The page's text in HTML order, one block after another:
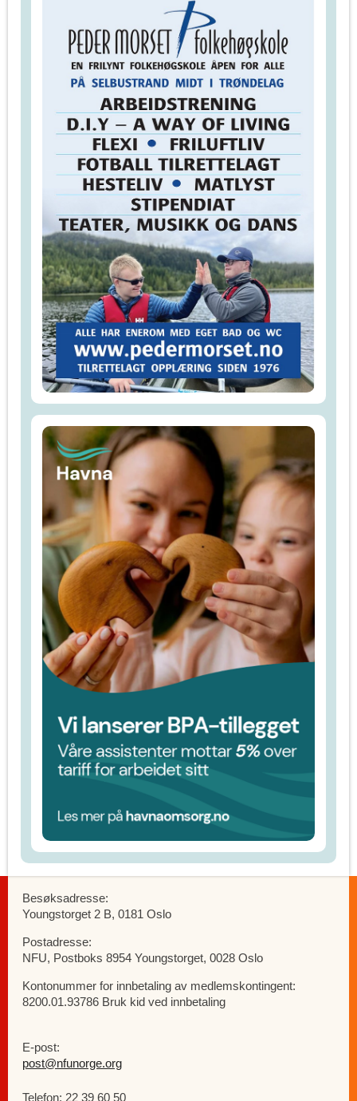
Besøksadresse:
Youngstorget 2 B, 0181 Oslo
Postadresse:
NFU, Postboks 8954 Youngstorget, 0028 Oslo
Kontonummer for innbetaling av medlemskontingent:
8200.01.93786 Bruk kid ved innbetaling
E-post:
post@nfunorge.org
Telefon: 22 39 60 50